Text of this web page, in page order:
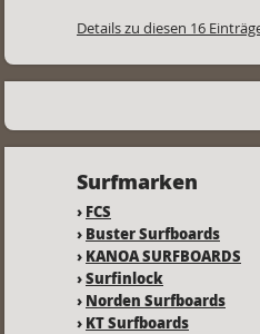
Details zu diesen 16
Surfmarken
› FCS
› Buster Surfboards
› KANOA SURFBOARDS
›Surfinlock
› Norden Surfboards
› KT Surfboards